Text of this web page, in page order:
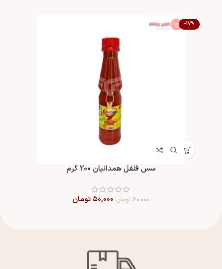
-17%
سس فلفل همدانیان 200 گرم
۶۰,۰۰۰تومان ۵۰,۰۰۰ تومان